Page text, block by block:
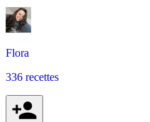
Flora
336 recettes